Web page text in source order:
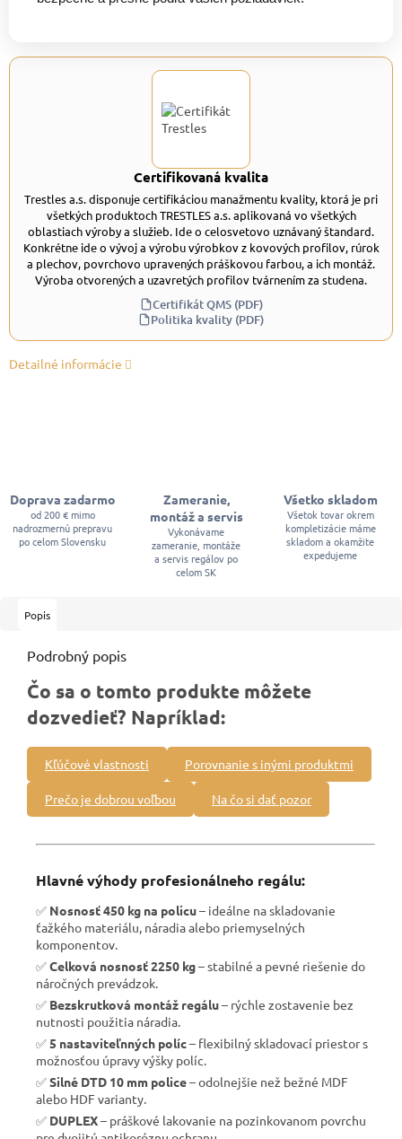
Certifikovaná kvalita
Trestles a.s. disponuje certifikáciou manažmentu kvality, ktorá je pri
všetkých produktoch TRESTLES a.s. aplikovaná vo všetkých
oblastiach výroby a služieb. Ide o celosvetovo uznávaný štandard.
Konkrétne ide o vývoj a výrobu výrobkov z kovových profilov, rúrok
a plechov, povrchovo upravených práškovou farbou, a ich montáž.
Výroba otvorených a uzavretých profilov tvárnením za studena.
Certifikát QMS (PDF)
Politika kvality (PDF)
Detailné informácie
Doprava zadarmo
od 200 € mimo
nadrozmernú prepravu
po celom Slovensku
Zameranie,
montáž a servis
Vykonávame
zameranie, montáže
a servis regálov po
celom SK
Všetko skladom
Všetok tovar okrem
kompletizácie máme
skladom a okamžite
expedujeme
Popis
Podrobný popis
Čo sa o tomto produkte môžete
dozvedieť? Napríklad:
Kľúčové vlastnosti Porovnanie s inými produktmi
Prečo je dobrou voľbou Na čo si dať pozor
Hlavné výhody profesionálneho regálu:
✅ Nosnosť 450 kg na policu– ideálne na skladovanie
ťažkého materiálu, náradia alebo priemyselných
komponentov.
✅Celková nosnosť 2250 kg– stabilné a pevné riešenie do
náročných prevádzok.
✅ Bezskrutková montáž regálu– rýchle zostavenie bez
nutnosti použitia náradia.
✅ 5 nastaviteľnných políc– flexibilný skladovací priestor s
možnosťou úpravy výšky políc.
✅Silné DTD 10 mm police– odolnejšie než bežné MDF
alebo HDF varianty.
✅ DUPLEX– práškové lakovanie na pozinkovanom povrchu